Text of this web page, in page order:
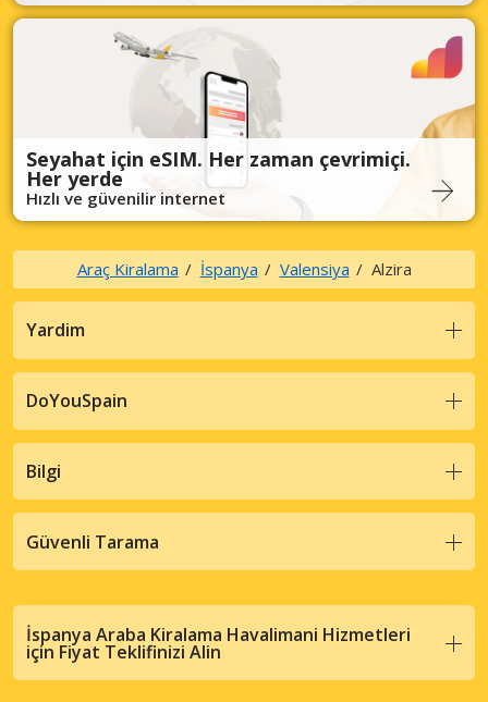
Seyahat için eSIM. Her zaman çevrimiçi.
Her yerde
Hızlı ve güvenilir internet
Araç Kiralama İspanya Valensiya Alzira
Yardim
DoYouSpain
Bilgi
Güvenli Tarama
İspanya Araba Kiralama Havalimani Hizmetleri
için Fiyat Teklifinizi Alin